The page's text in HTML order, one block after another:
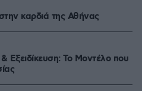
καρδιά της Αθήνας
Εξειδίκευση: Το Mοντέλο που